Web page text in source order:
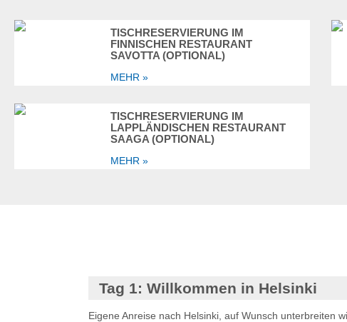
TISCHRESERVIERUNG IM
FINNISCHEN RESTAURANT
SAVOTTA (OPTIONAL)
MEHR »
TISCHRESERVIERUNG IM
LAPPLÄNDISCHEN RESTAURANT
SAAGA (OPTIONAL)
MEHR »
Tag 1: Willkommen in Helsinki
Eigene Anreise nach Helsinki, auf Wunsch unterbreiten